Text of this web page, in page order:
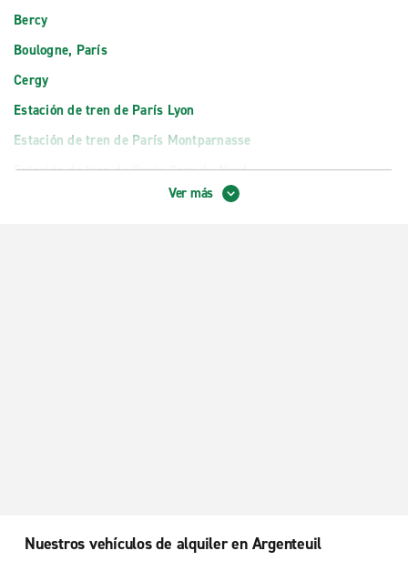
Bercy
Boulogne, París
Cergy
Estación de tren de París Lyon
Estación de tren de París Montparnasse
Estación de tren de París-Gare du Nord
Ver más
Nuestros vehículos de alquiler en Argenteuil